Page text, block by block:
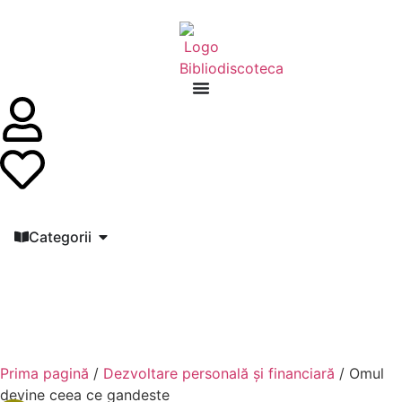
Categorii
Prima pagină / Dezvoltare personală şi financiară / Omul
devine ceea ce gandeste